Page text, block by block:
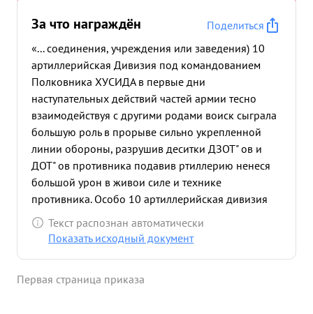
За что награждён
Поделиться
«... соединения, учреждения или заведения) 10
артиллерийская Дивизия под командованием
Полковника ХУСИДА в первые дни
наступательных действий частей армии тесно
взаимодействуя с другими родами воиск сыграла
большую роль в прорыве сильно укрепленной
линии обороны, разрушив деситки ДЗОТ" ов и
ДОТ" ов противника подавив ртиллерию ненеся
большой урон в живои силе и технике
противника. Особо 10 артиллерийская дивизия
под командова нием т. ХУСИДА показала в боях
за освобождение городов: оскол, КОРОЧИ
подавленных и уничтоженных артиллерийских и
Текст распознан автоматически
Показать исходный документ
Первая страница приказа